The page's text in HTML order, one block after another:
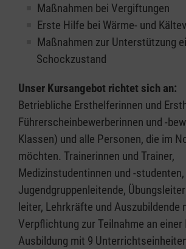
Maßnahmen bei Vergiftungen
Erste Hilfe bei Wärme- und
Maßnahmen zur Unterstützung
Schockzustand
Unser Kursangebot richtet sich an:
Betriebliche Ersthelferinnen und
Führerscheinbewerberinnen und -
Klassen) und alle Personen, die im
möchten. Trainerinnen und Trainer,
Medizinstudentinnen und -studenten,
Jugendgruppenleitende,
leiter, Lehrkräfte und Auszubildende
Verpflichtung zur Teilnahme an einer
Ausbildung mit 9